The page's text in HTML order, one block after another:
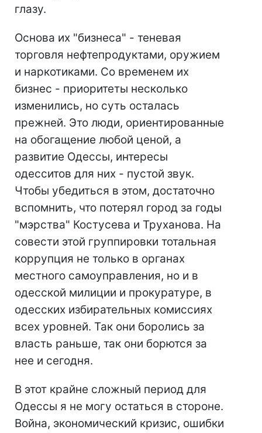
глазу.
Основа их "бизнеса" - теневая
торговля нефтепродуктами, оружием
и наркотиками. Со временем их
бизнес - приоритеты несколько
изменились, но суть осталась
прежней. Это люди, ориентированные
на обогащение любой ценой, а
развитие Одессы, интересы
одесситов для них - пустой звук.
Чтобы убедиться в этом, достаточно
вспомнить, что потерял город за годы
"мэрства" Костусева и Труханова. На
совести этой группировки тотальная
коррупция не только в органах
местного самоуправления, но и в
одесской милиции и прокуратуре, в
одесских избирательных комиссиях
всех уровней. Так они боролись за
власть раньше, так они борются за
нее и сегодня.
В этот крайне сложный период для
Одессы я не могу остаться в стороне.
Война, экономический кризис, ошибки